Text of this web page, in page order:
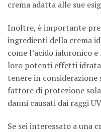
crema adatta alle sue
Inoltre, è importante
ingredienti della crema
come l’acido ialuronico
loro potenti effetti
tenere in
fattore di protezione
danni causati dai raggi
Se sei interessato a una